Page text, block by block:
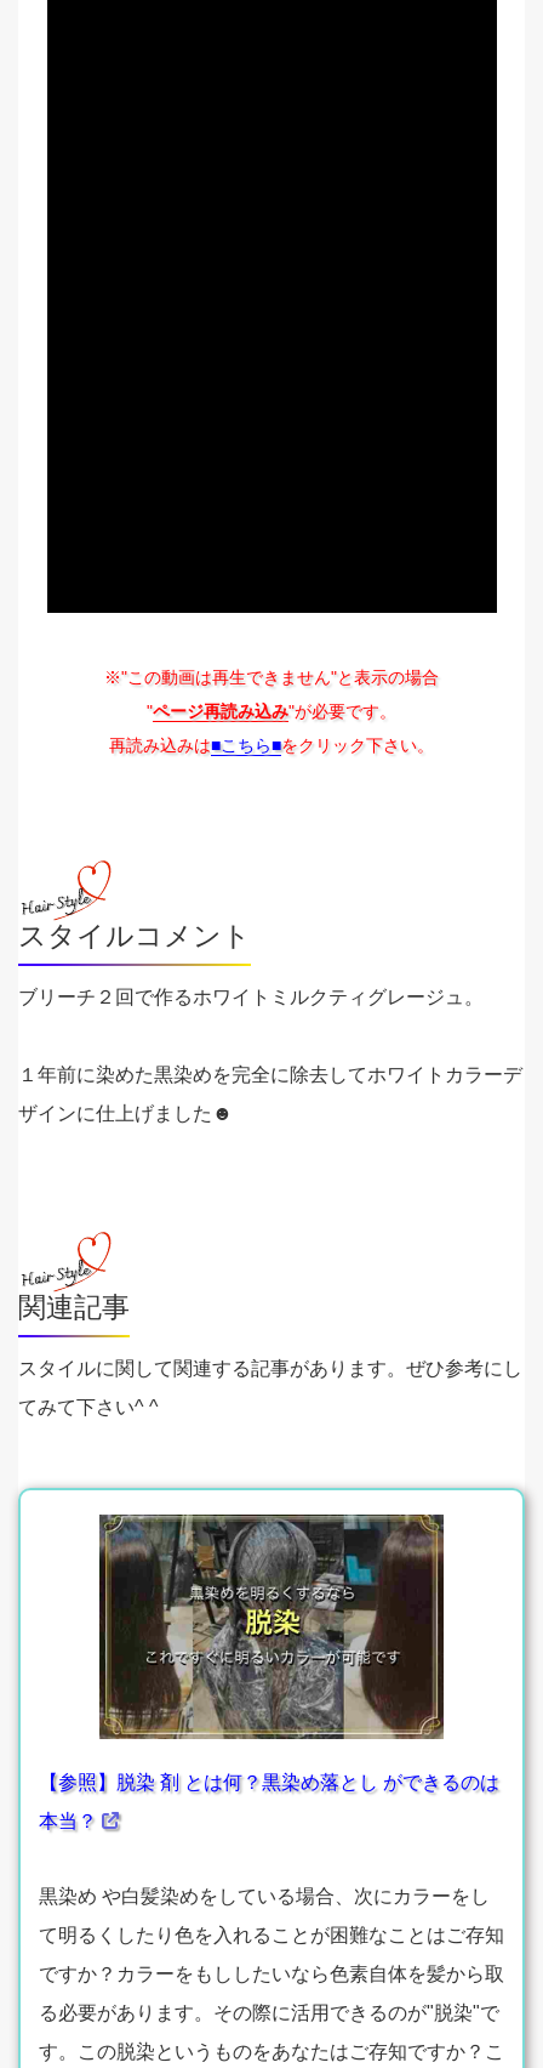
※"この動画は再生できません"と表示の場合
"ページ再読み込み"が必要です。
再読み込みは■こちら■をクリック下さい。
スタイルコメント
ブリーチ２回で作るホワイトミルクティグレージュ。
１年前に染めた黒染めを完全に除去してホワイトカラーデ
ザインに仕上げました☻
関連記事
スタイルに関して関連する記事があります。ぜひ参考にし
てみて下さい^ ^
【参照】脱染 剤 とは何？黒染め落とし ができるのは
本当？
黒染め や白髪染めをしている場合、次にカラーをし
て明るくしたり色を入れることが困難なことはご存知
ですか？カラーをもししたいなら色素自体を髪から取
る必要があります。その際に活用できるのが"脱染"で
す。この脱染というものをあなたはご存知ですか？こ